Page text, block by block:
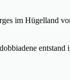
im Hügelland